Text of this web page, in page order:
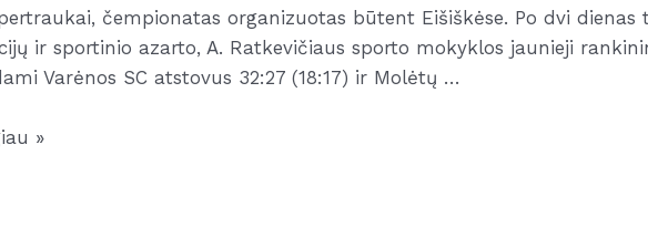
čempionatas organizuotas būtent Eišiškėse. Po dvi
ir sportinio azarto, A. Ratkevičiaus sporto mokyklos jaunieji
Varėnos SC atstovus 32:27 (18:17) ir Molėtų …
»